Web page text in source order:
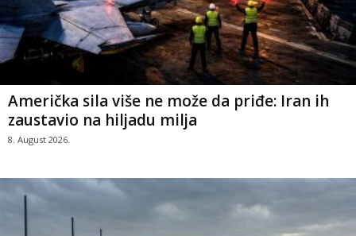
Američka sila više ne može da priđe: Iran ih
zaustavio na hiljadu milja
8. August 2026.